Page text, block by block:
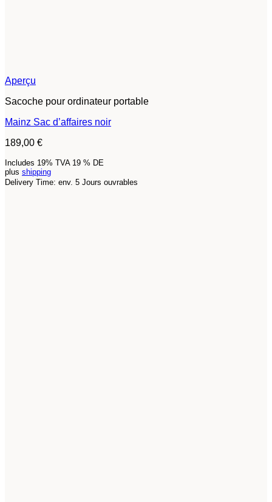
Aperçu
Sacoche pour ordinateur portable
Mainz Sac d’affaires noir
189,00 €
Includes 19% TVA 19 % DE
plus shipping
Delivery Time: env. 5 Jours ouvrables